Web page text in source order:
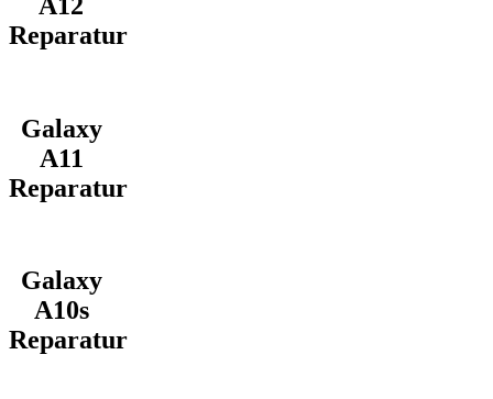
Reparatur
Galaxy
A11
Reparatur
Galaxy
A10s
Reparatur